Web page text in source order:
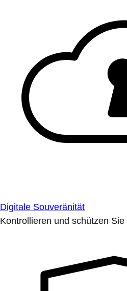
Digitale Souveränität
Kontrollieren und schützen